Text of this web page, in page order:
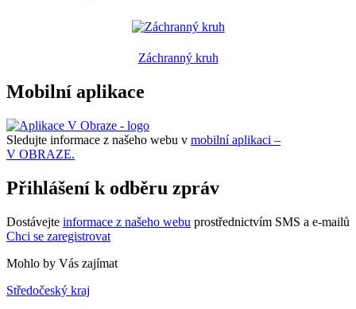
Záchranný kruh
Mobilní aplikace
Sledujte informace z našeho webu v mobilní aplikaci –
V OBRAZE.
Přihlášení k odběru zpráv
Dostávejte informace z našeho webu prostřednictvím SMS a e-mailů
Chci se zaregistrovat
Mohlo by Vás zajímat
Středočeský kraj